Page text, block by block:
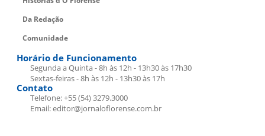
Da Redação
Comunidade
Horário de Funcionamento
Segunda a Quinta - 8h às 12h - 13h30 às 17h30
Sextas-feiras - 8h às 12h - 13h30 às 17h
Contato
Telefone: +55 (54) 3279.3000
Email: editor@jornaloflorense.com.br